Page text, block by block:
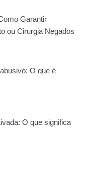
Garantir
ou Cirurgia Negados
O que é
O que significa